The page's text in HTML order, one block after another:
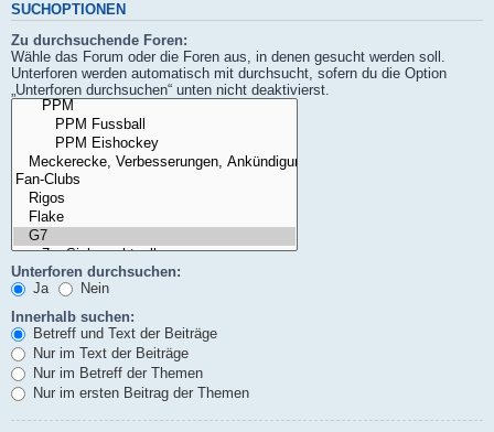
SUCHOPTIONEN
Zu durchsuchende Foren:
Wähle das Forum oder die Foren aus, in denen gesucht werden soll.
Unterforen werden automatisch mit durchsucht, sofern du die Option
„Unterforen durchsuchen“ unten nicht deaktivierst.
Unterforen durchsuchen:
Ja
Nein
Innerhalb suchen:
Betreff und Text der Beiträge
Nur im Text der Beiträge
Nur im Betreff der Themen
Nur im ersten Beitrag der Themen